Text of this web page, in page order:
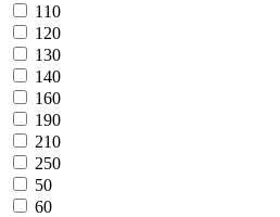
110
120
130
140
160
190
210
250
50
60